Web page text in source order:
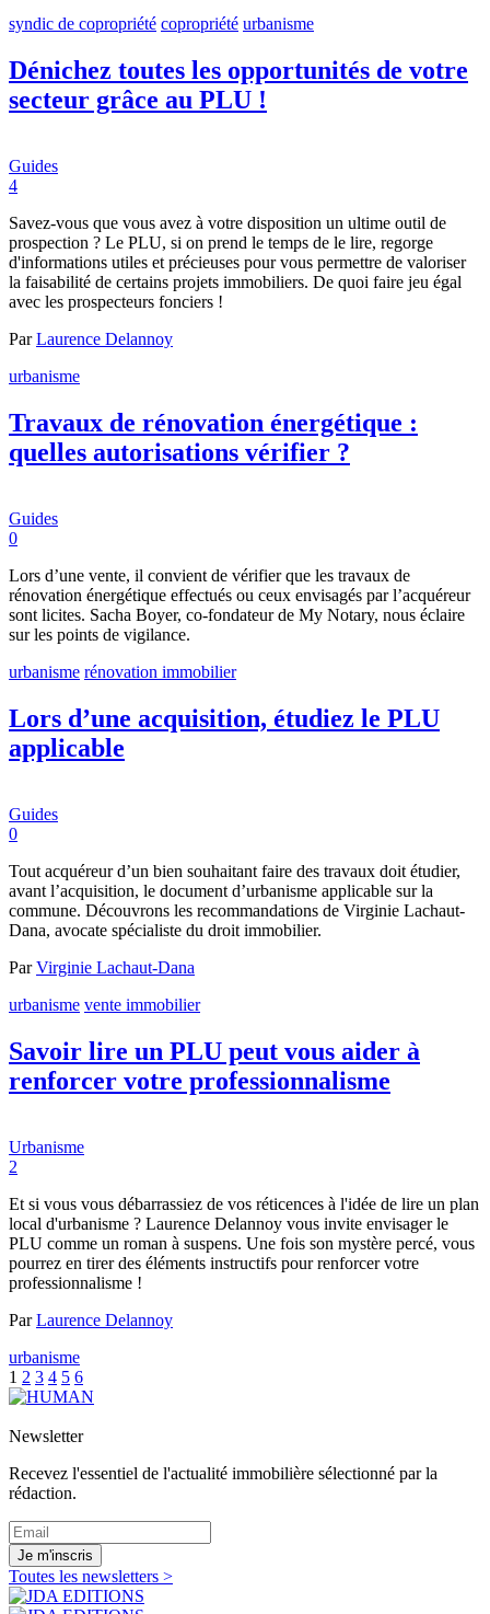
syndic de copropriété copropriété urbanisme
Dénichez toutes les opportunités de votre
secteur grâce au PLU !
Guides
4
Savez-vous que vous avez à votre disposition un ultime outil de
prospection ? Le PLU, si on prend le temps de le lire, regorge
d'informations utiles et précieuses pour vous permettre de valoriser
la faisabilité de certains projets immobiliers. De quoi faire jeu égal
avec les prospecteurs fonciers !
ParLaurence Delannoy
urbanisme
Travaux de rénovation énergétique :
quelles autorisations vérifier ?
Guides
0
Lors d’une vente, il convient de vérifier que les travaux de
rénovation énergétique effectués ou ceux envisagés par l’acquéreur
sont licites. Sacha Boyer, co-fondateur de My Notary, nous éclaire
sur les points de vigilance.
urbanisme rénovation immobilier
Lors d’une acquisition, étudiez le PLU
applicable
Guides
0
Tout acquéreur d’un bien souhaitant faire des travaux doit étudier,
avant l’acquisition, le document d’urbanisme applicable sur la
commune. Découvrons les recommandations de Virginie Lachaut-
Dana, avocate spécialiste du droit immobilier.
ParVirginie Lachaut-Dana
urbanisme vente immobilier
Savoir lire un PLU peut vous aider à
renforcer votre professionnalisme
Urbanisme
2
Et si vous vous débarrassiez de vos réticences à l'idée de lire un plan
local d'urbanisme ? Laurence Delannoy vous invite envisager le
PLU comme un roman à suspens. Une fois son mystère percé, vous
pourrez en tirer des éléments instructifs pour renforcer votre
professionnalisme !
ParLaurence Delannoy
urbanisme
1 2 3 4 5 6
Newsletter
Recevez l'essentiel de l'actualité immobilière sélectionné par la
rédaction.
Je m'inscris
Toutes les newsletters >